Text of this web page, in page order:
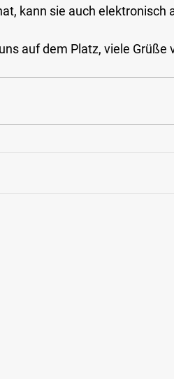
kann sie auch elektronisch
auf dem Platz, viele Grüße